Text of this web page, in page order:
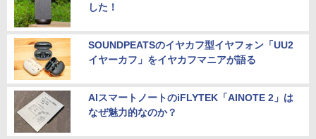
した！
SOUNDPEATSのイヤカフ型イヤフォン「UU2
イヤーカフ」をイヤカフマニアが語る
AIスマートノートのiFLYTEK「AINOTE 2」は
なぜ魅力的なのか？